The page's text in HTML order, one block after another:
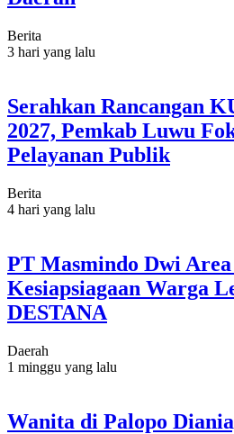
Berita
3 hari yang lalu
Serahkan Rancangan
2027, Pemkab Luwu
Pelayanan Publik
Berita
4 hari yang lalu
PT Masmindo Dwi
Kesiapsiagaan Warga
DESTANA
Daerah
1 minggu yang lalu
Wanita di Palopo